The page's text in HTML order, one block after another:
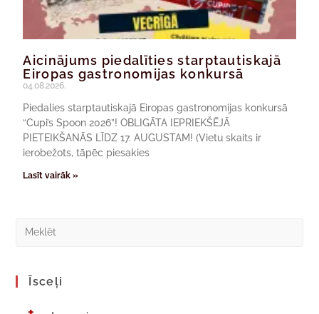
Aicinājums piedalīties starptautiskajā
Eiropas gastronomijas konkursā
04.08.2026.
Piedalies starptautiskajā Eiropas gastronomijas konkursā
“Cupi’s Spoon 2026”! OBLIGĀTA IEPRIEKŠĒJĀ
PIETEIKŠANĀS LĪDZ 17. AUGUSTAM! (Vietu skaits ir
ierobežots, tāpēc piesakies
Lasīt vairāk »
Īsceļi